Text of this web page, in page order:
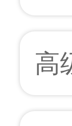
高